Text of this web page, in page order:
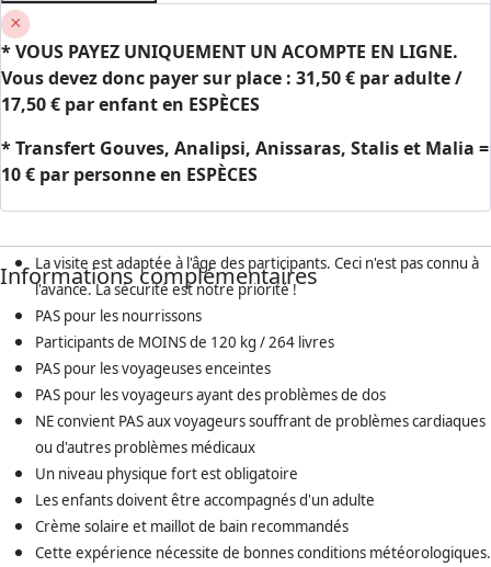
*VOUS PAYEZ UNIQUEMENT UN ACOMPTE EN LIGNE.
Vous devez donc payer sur place : 31,50 € par adulte /
17,50 € par enfant en ESPÈCES
* Transfert Gouves, Analipsi, Anissaras, Stalis et Malia =
10 € par personneen ESPÈCES
Informations complémentaires
La visite est adaptée à l'âge des participants. Ceci n'est pas connu à
l'avance. La sécurité est notre priorité !
PAS pour les nourrissons
Participants de MOINS de 120 kg / 264 livres
PAS pour les voyageuses enceintes
PAS pour les voyageurs ayant des problèmes de dos
NE convient PAS aux voyageurs souffrant de problèmes cardiaques
ou d'autres problèmes médicaux
Un niveau physique fort est obligatoire
Les enfants doivent être accompagnés d'un adulte
Crème solaire et maillot de bain recommandés
Cette expérience nécessite de bonnes conditions météorologiques.